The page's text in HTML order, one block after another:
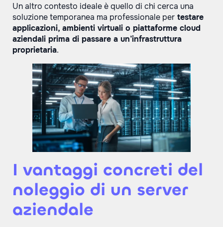
Un altro contesto ideale è quello di chi cerca una
soluzione temporanea ma professionale per testare
applicazioni, ambienti virtuali o piattaforme cloud
aziendali prima di passare a un’infrastruttura
proprietaria.
I vantaggi concreti del
noleggio di un server
aziendale